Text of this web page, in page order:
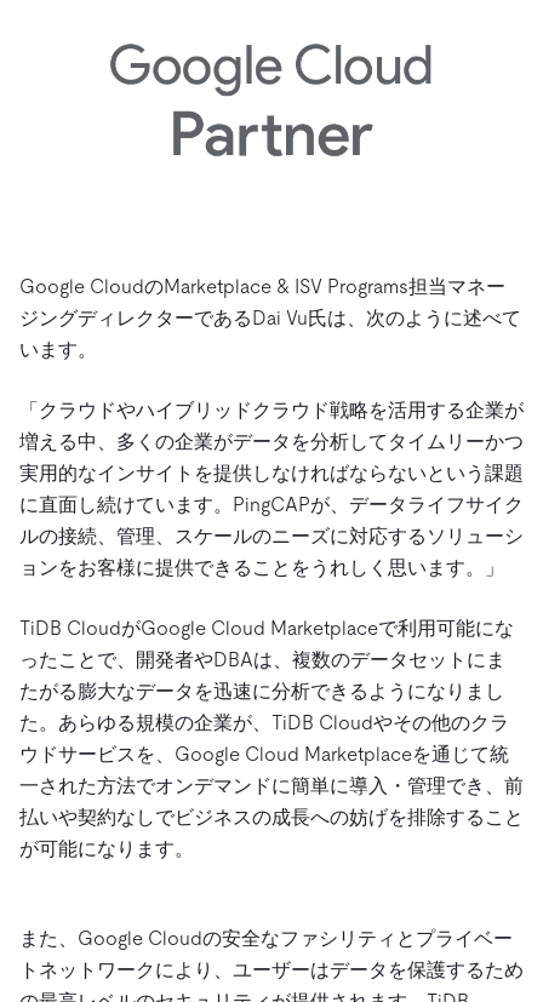
Google CloudのMarketplace & ISV Programs担当マネー
ジングディレクターであるDai Vu氏は、次のように述べて
います。
「クラウドやハイブリッドクラウド戦略を活用する企業が
増える中、多くの企業がデータを分析してタイムリーかつ
実用的なインサイトを提供しなければならないという課題
に直面し続けています。PingCAPが、データライフサイク
ルの接続、管理、スケールのニーズに対応するソリューシ
ョンをお客様に提供できることをうれしく思います。」
TiDB CloudがGoogle Cloud Marketplaceで利用可能にな
ったことで、開発者やDBAは、複数のデータセットにま
たがる膨大なデータを迅速に分析できるようになりまし
た。あらゆる規模の企業が、TiDB Cloudやその他のクラ
ウドサービスを、Google Cloud Marketplaceを通じて統
一された方法でオンデマンドに簡単に導入・管理でき、前
払いや契約なしでビジネスの成長への妨げを排除すること
が可能になります。
また、Google Cloudの安全なファシリティとプライベー
トネットワークにより、ユーザーはデータを保護するため